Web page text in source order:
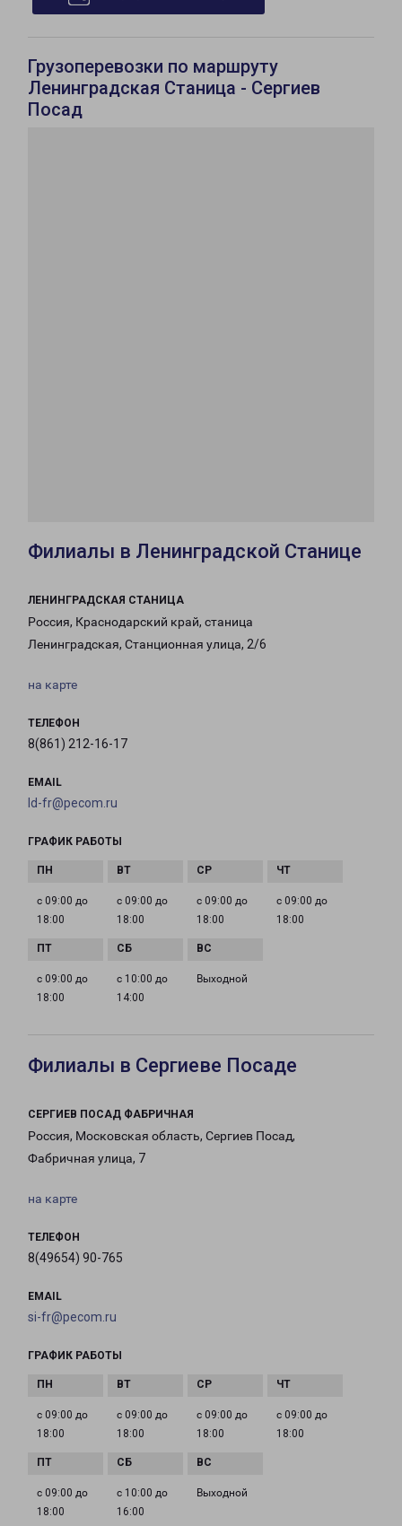
Грузоперевозки по маршруту
Ленинградская Станица - Сергиев
Посад
Филиалы в Ленинградской Станице
ЛЕНИНГРАДСКАЯ СТАНИЦА
Россия, Краснодарский край, станица
Ленинградская, Станционная улица, 2/6
на карте
ТЕЛЕФОН
8(861) 212-16-17
EMAIL
ld-fr@pecom.ru
ГРАФИК РАБОТЫ
с 09:00 до
18:00
с 09:00 до
18:00
с 09:00 до
18:00
с 09:00 до
18:00
с 09:00 до
18:00
с 10:00 до
14:00
Выходной
Филиалы в Сергиеве Посаде
СЕРГИЕВ ПОСАД ФАБРИЧНАЯ
Россия, Московская область, Сергиев Посад,
Фабричная улица, 7
на карте
ТЕЛЕФОН
8(49654) 90-765
EMAIL
si-fr@pecom.ru
ГРАФИК РАБОТЫ
с 09:00 до
18:00
с 09:00 до
18:00
с 09:00 до
18:00
с 09:00 до
18:00
с 09:00 до
18:00
с 10:00 до
16:00
Выходной